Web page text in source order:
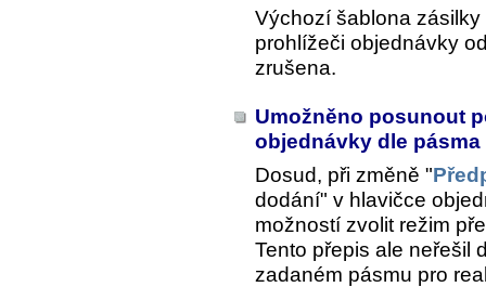
Výchozí šablona
prohlížeči objednávky
zrušena.
Umožněno posunout
objednávky dle
Dosud, při změně "
dodání" v hlavičce
možností zvolit režim
Tento přepis ale neřešil
zadaném pásmu pro